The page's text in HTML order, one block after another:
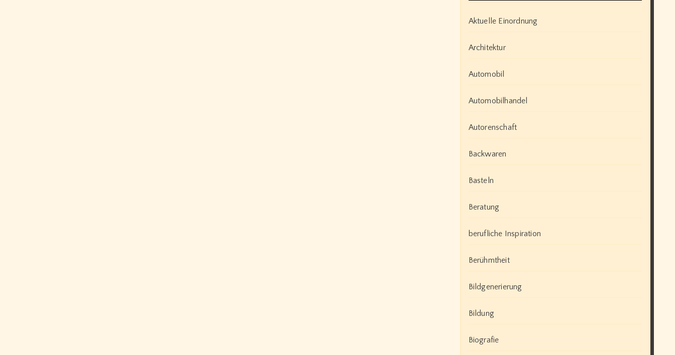
Aktuelle Einordnung
Architektur
Automobil
Automobilhandel
Autorenschaft
Backwaren
Basteln
Beratung
berufliche Inspiration
Berühmtheit
Bildgenerierung
Bildung
Biografie